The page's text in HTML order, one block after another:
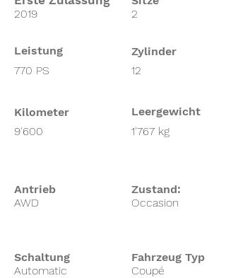
2019
Leistung
770 PS
Kilometer
9'600
2
Zylinder
12
Leergewicht
1'767 kg
Antrieb
AWD
Zustand:
Occasion
Schaltung
Fahrzeug Typ
Automatic
Coupé